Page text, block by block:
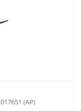
017651 (AP)